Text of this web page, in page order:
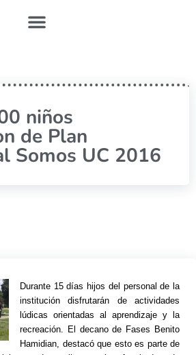
niños
de Plan
Somos UC 2016
Durante 15 días hijos del personal de la
institución disfrutarán de actividades
lúdicas orientadas al aprendizaje y la
recreación. El decano de Fases Benito
Hamidian, destacó que esto es parte de